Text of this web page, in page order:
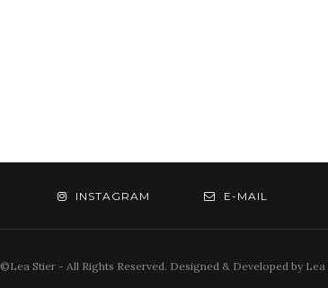
INSTAGRAM E-MAIL
©Lea Stier - All Rights Reserved. Designed & Developed by Lea